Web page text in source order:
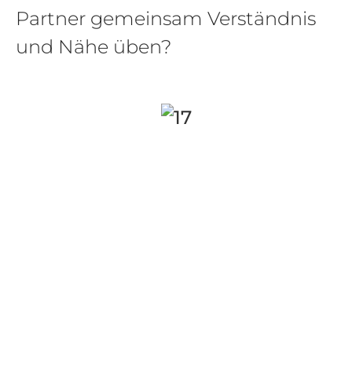
Partner gemeinsam Verständnis
und Nähe üben?